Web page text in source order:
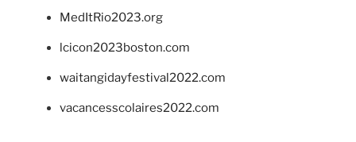
MedItRio2023.org
lcicon2023boston.com
waitangidayfestival2022.com
vacancesscolaires2022.com